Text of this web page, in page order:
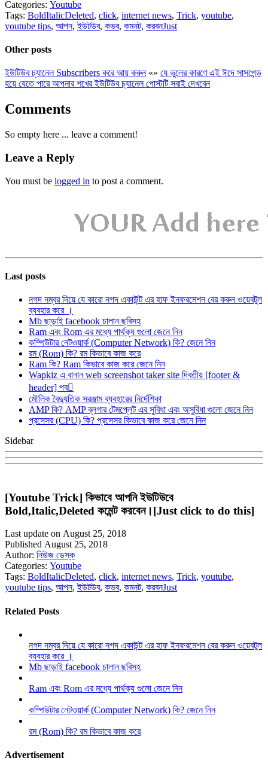
Categories: Youtube
Tags: BoldItalicDeleted, click, internet news, Trick, youtube,
youtube tips, আপন,ইউটউব, কভব, কমনট, করবনJust
Other posts
ইউটিউব চ্যানেল Subscribers করে আয় করুন«» যে ভুলের কারণে এই ঈদে সাসপেন্ড
হয়ে যেতে পারে আপনার শখের ইউটিউব চ্যানেল পোস্টটি সবাই দেখবেন
Comments
So empty here ... leave a comment!
Leave a Reply
You must be logged in to post a comment.
Last posts
নগদ নম্বর দিয়ে যে কারো নগদ একাউন্ট এর হাফ ইনফরমেশন বের করুন ওয়েবটুল
ব্যবহার করে ।
Mb ছাড়াই facebook চালান ছবিসহ
Ram এবং Rom এর মধ্যে পার্থক্য গুলো জেনে নিন
কম্পিউটার নেটওয়ার্ক (Computer Network) কি? জেনে নিন
রম (Rom) কি? রম কিভাবে কাজ করে
Ram কি? Ram কিভাবে কাজ করে জেনে নিন
Wapkiz এ বানান web screenshot taker site দ্বিতীয় [footer &
header] পব
মৌলিক বৈদ্যুতিক সরঞ্জাম ব্যবহারের নির্দেশিকা
AMP কি? AMP ব্লগার টেমপ্লেট এর সুবিধা এবং অসুবিধা গুলো জেনে নিন
প্রসেসর (CPU) কি? প্রসেসর কিভাবে কাজ করে জেনে নিন
Sidebar
[Youtube Trick] কিভাবে আপনি ইউটিউবে
Bold,Italic,Deleted কমেন্ট করবেন।[Just click to do this]
Last update on August 25, 2018
Published August 25, 2018
Author: নিউজ ডেস্ক
Categories: Youtube
Tags: BoldItalicDeleted, click, internet news, Trick, youtube,
youtube tips, আপন, ইউটউব, কভব, কমনট, করবনJust
Related Posts
নগদ নম্বর দিয়ে যে কারো নগদ একাউন্ট এর হাফ ইনফরমেশন বের করুন ওয়েবটুল
ব্যবহার করে ।
Mb ছাড়াই facebook চালান ছবিসহ
Ram এবং Rom এর মধ্যে পার্থক্য গুলো জেনে নিন
কম্পিউটার নেটওয়ার্ক (Computer Network) কি? জেনে নিন
রম (Rom) কি? রম কিভাবে কাজ করে
Advertisement